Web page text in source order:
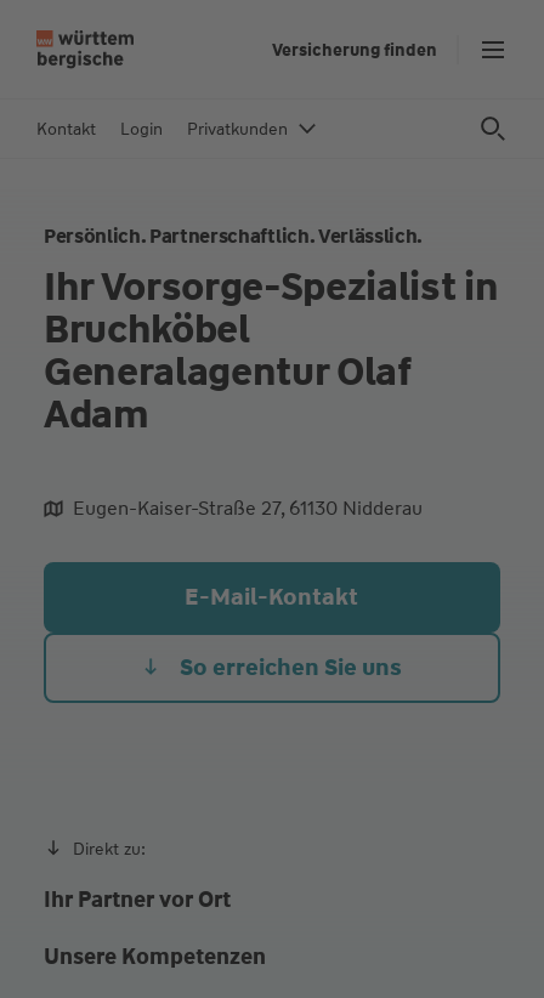
In
Versicherung finden
Kontakt Login Privatkunden
Persönlich. Partnerschaftlich. Verlässlich.
Ihr Vorsorge-Spezialist in
Bruchköbel
Generalagentur Olaf
Adam
aliqua culpa cillum ullamco
Eugen-Kaiser-Straße 27, 61130 Nidderau
E-Mail-Kontakt
So erreichen Sie uns
Direkt zu:
Ihr Partner vor Ort
Unsere Kompetenzen